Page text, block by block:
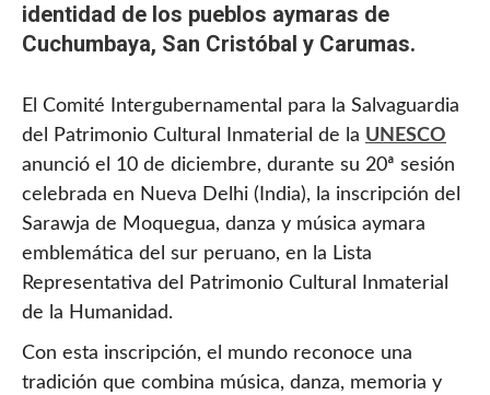
identidad de los pueblos aymaras de
Cuchumbaya, San Cristóbal y Carumas.
El Comité Intergubernamental para la Salvaguardia
del Patrimonio Cultural Inmaterial de la UNESCO
anunció el 10 de diciembre, durante su 20ª sesión
celebrada en Nueva Delhi (India), la inscripción del
Sarawja de Moquegua, danza y música aymara
emblemática del sur peruano, en la Lista
Representativa del Patrimonio Cultural Inmaterial
de la Humanidad.
Con esta inscripción, el mundo reconoce una
tradición que combina música, danza, memoria y